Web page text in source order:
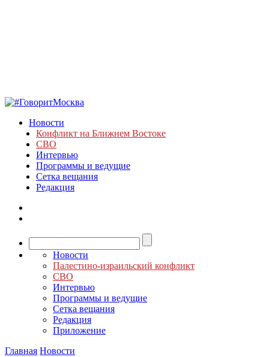
Новости
Конфликт на Ближнем Востоке
СВО
Интервью
Программы и ведущие
Сетка вещания
Редакция
Новости
Палестино-израильский конфликт
СВО
Интервью
Программы и ведущие
Сетка вещания
Редакция
Приложение
Главная Новости